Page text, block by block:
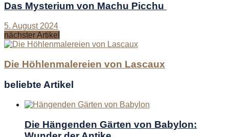
Das Mysterium von Machu Picchu
5. August 2024
nächster Artikel
Die Höhlenmalereien von Lascaux
beliebte Artikel
Die Hängenden Gärten von Babylon: